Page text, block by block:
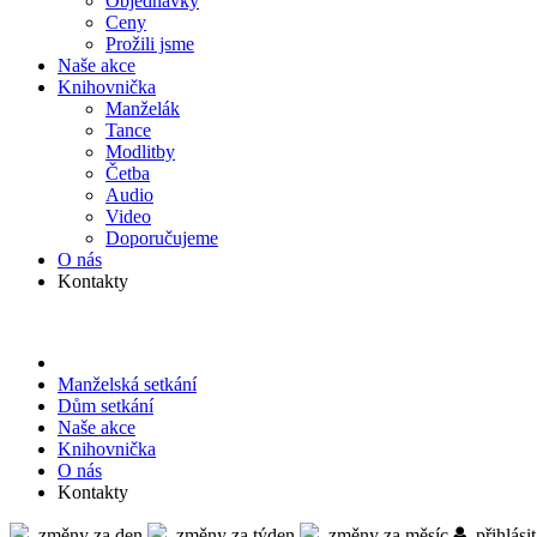
Ceny
Prožili jsme
Naše akce
Knihov­nička
Manželák
Tance
Modlitby
Četba
Audio
Video
Doporu­čujeme
O nás
Kontakty
Manželská setkání
Dům setkání
Naše akce
Knihov­nička
O nás
Kontakty